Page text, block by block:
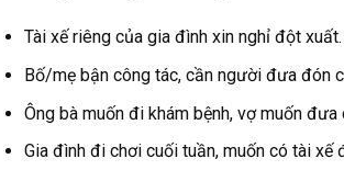
Tài xế riêng của gia đình xin nghỉ đột xuất.
Bố/mẹ bận công tác, cần người đưa đón
Ông bà muốn đi khám bệnh, vợ muốn
Gia đình đi chơi cuối tuần, muốn có tài xế